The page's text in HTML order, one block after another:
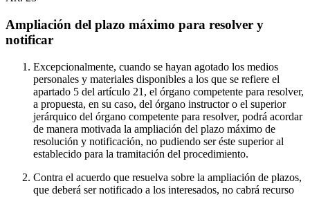
Ampliación del plazo máximo para resolver y
notificar
Excepcionalmente, cuando se hayan agotado los medios
personales y materiales disponibles a los que se refiere el
apartado 5 del artículo 21, el órgano competente para resolver,
a propuesta, en su caso, del órgano instructor o el superior
jerárquico del órgano competente para resolver, podrá acordar
de manera motivada la ampliación del plazo máximo de
resolución y notificación, no pudiendo ser éste superior al
establecido para la tramitación del procedimiento.
Contra el acuerdo que resuelva sobre la ampliación de plazos,
que deberá ser notificado a los interesados, no cabrá recurso